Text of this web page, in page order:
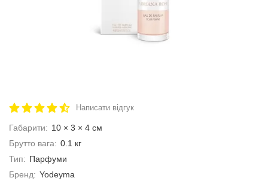
Написати відгук
Габарити: 10 × 3 × 4 см
Брутто вага: 0.1 кг
Тип: Парфуми
Бренд: Yodeyma